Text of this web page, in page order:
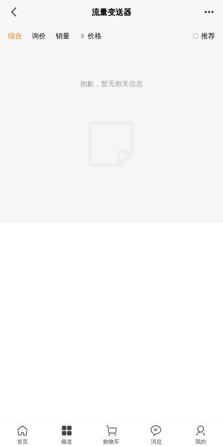
流量变送器
推荐
综合 询价 销量 价格
抱歉，暂无相关信息
首页 频道 购物车 消息 我的